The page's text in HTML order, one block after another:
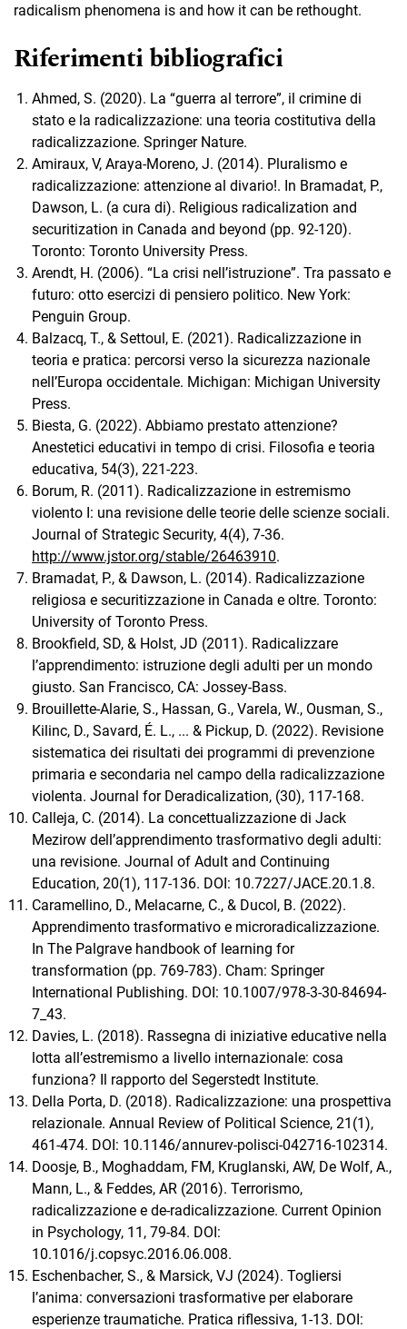
radicalism phenomena is and how it can be rethought.
Riferimenti bibliografici
Ahmed, S. (2020). La “guerra al terrore”, il crimine di
stato e la radicalizzazione: una teoria costitutiva della
radicalizzazione. Springer Nature.
Amiraux, V, Araya-Moreno, J. (2014). Pluralismo e
radicalizzazione: attenzione al divario!. In Bramadat, P.,
Dawson, L. (a cura di). Religious radicalization and
securitization in Canada and beyond (pp. 92-120).
Toronto: Toronto University Press.
Arendt, H. (2006). “La crisi nell’istruzione”. Tra passato e
futuro: otto esercizi di pensiero politico. New York:
Penguin Group.
Balzacq, T., & Settoul, E. (2021). Radicalizzazione in
teoria e pratica: percorsi verso la sicurezza nazionale
nell’Europa occidentale. Michigan: Michigan University
Press.
Biesta, G. (2022). Abbiamo prestato attenzione?
Anestetici educativi in tempo di crisi. Filosofia e teoria
educativa, 54(3), 221-223.
Borum, R. (2011). Radicalizzazione in estremismo
violento I: una revisione delle teorie delle scienze sociali.
Journal of Strategic Security, 4(4), 7-36.
http://www.jstor.org/stable/26463910.
Bramadat, P., & Dawson, L. (2014). Radicalizzazione
religiosa e securitizzazione in Canada e oltre. Toronto:
University of Toronto Press.
Brookfield, SD, & Holst, JD (2011). Radicalizzare
l’apprendimento: istruzione degli adulti per un mondo
giusto. San Francisco, CA: Jossey-Bass.
Brouillette-Alarie, S., Hassan, G., Varela, W., Ousman, S.,
Kilinc, D., Savard, É. L., ... & Pickup, D. (2022). Revisione
sistematica dei risultati dei programmi di prevenzione
primaria e secondaria nel campo della radicalizzazione
violenta. Journal for Deradicalization, (30), 117-168.
Calleja, C. (2014). La concettualizzazione di Jack
Mezirow dell’apprendimento trasformativo degli adulti:
una revisione. Journal of Adult and Continuing
Education, 20(1), 117-136. DOI: 10.7227/JACE.20.1.8.
Caramellino, D., Melacarne, C., & Ducol, B. (2022).
Apprendimento trasformativo e microradicalizzazione.
In The Palgrave handbook of learning for
transformation (pp. 769-783). Cham: Springer
International Publishing. DOI: 10.1007/978-3-30-84694-
7_43.
Davies, L. (2018). Rassegna di iniziative educative nella
lotta all’estremismo a livello internazionale: cosa
funziona? Il rapporto del Segerstedt Institute.
Della Porta, D. (2018). Radicalizzazione: una prospettiva
relazionale. Annual Review of Political Science, 21(1),
461-474. DOI: 10.1146/annurev-polisci-042716-102314.
Doosje, B., Moghaddam, FM, Kruglanski, AW, De Wolf, A.,
Mann, L., & Feddes, AR (2016). Terrorismo,
radicalizzazione e de-radicalizzazione. Current Opinion
in Psychology, 11, 79-84. DOI:
10.1016/j.copsyc.2016.06.008.
Eschenbacher, S., & Marsick, VJ (2024). Togliersi
l’anima: conversazioni trasformative per elaborare
esperienze traumatiche. Pratica riflessiva, 1-13. DOI: